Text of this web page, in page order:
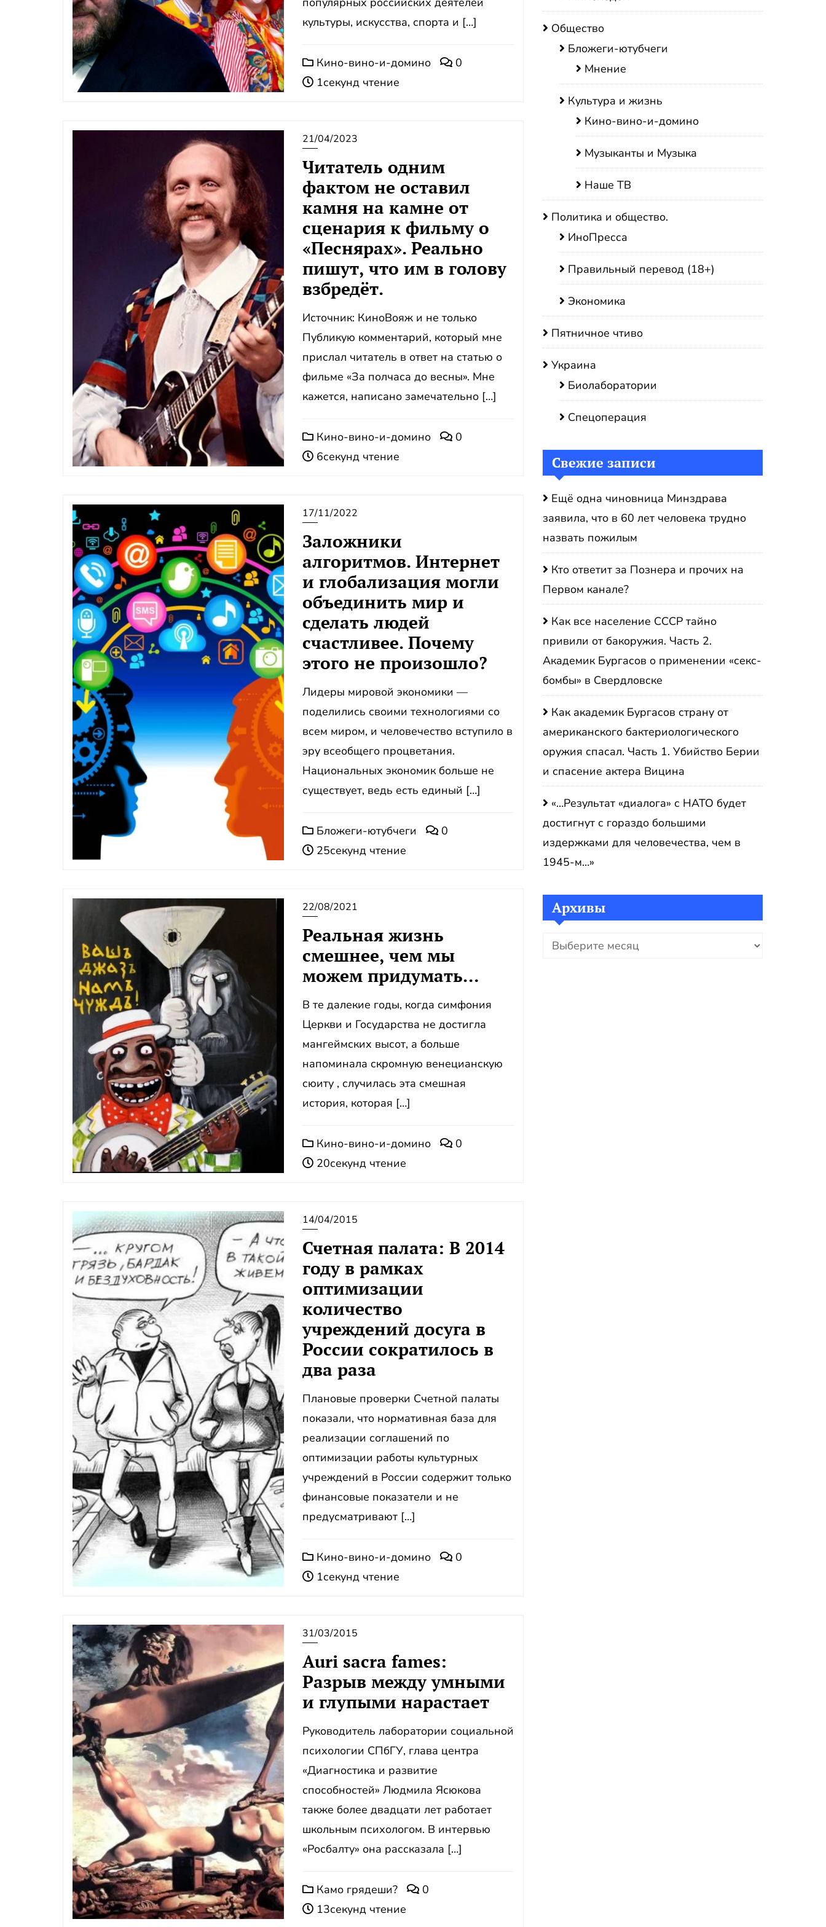
культуры, искусства, спорта и […]
Кино-вино-и-домино
0
1секунд чтение
21/04/2023
Читатель одним
фактом не оставил
камня на камне от
сценария к фильму о
«Песнярах». Реально
пишут, что им в голову
взбредёт.
Источник: КиноВояж и не только
Публикую комментарий, который мне
прислал читатель в ответ на статью о
фильме «За полчаса до весны». Мне
кажется, написано замечательно […]
Кино-вино-и-домино
0
6секунд чтение
17/11/2022
Заложники
алгоритмов. Интернет
и глобализация могли
объединить мир и
сделать людей
счастливее. Почему
этого не произошло?
Лидеры мировой экономики —
поделились своими технологиями со
всем миром, и человечество вступило в
эру всеобщего процветания.
Национальных экономик больше не
существует, ведь есть единый […]
Бложеги-ютубчеги
0
25секунд чтение
22/08/2021
Реальная жизнь
смешнее, чем мы
можем придумать…
В те далекие годы, когда симфония
Церкви и Государства не достигла
мангеймских высот, а больше
напоминала скромную венецианскую
сюиту , случилась эта смешная
история, которая […]
Кино-вино-и-домино
0
20секунд чтение
14/04/2015
Счетная палата: В 2014
году в рамках
оптимизации
количество
учреждений досуга в
России сократилось в
два раза
Плановые проверки Счетной палаты
показали, что нормативная база для
реализации соглашений по
оптимизации работы культурных
учреждений в России содержит только
финансовые показатели и не
предусматривают […]
Кино-вино-и-домино
0
1секунд чтение
31/03/2015
Auri sacra fames:
Разрыв между умными
и глупыми нарастает
Руководитель лаборатории социальной
психологии СПбГУ, глава центра
«Диагностика и развитие
способностей» Людмила Ясюкова
также более двадцати лет работает
школьным психологом. В интервью
«Росбалту» она рассказала […]
Камо грядеши?
0
13секунд чтение
Общество
Бложеги-ютубчеги
Мнение
Культура и жизнь
Кино-вино-и-домино
Музыканты и Музыка
Наше ТВ
Политика и общество.
ИноПресса
Правильный перевод (18+)
Экономика
Пятничное чтиво
Украина
Биолаборатории
Спецоперация
Свежие записи
Ещё одна чиновница Минздрава
заявила, что в 60 лет человека трудно
назвать пожилым
Кто ответит за Познера и прочих на
Первом канале?
Как все население СССР тайно
привили от бакоружия. Часть 2.
Академик Бургасов о применении «секс-
бомбы» в Свердловске
Как академик Бургасов страну от
американского бактериологического
оружия спасал. Часть 1. Убийство Берии
и спасение актера Вицина
«…Результат «диалога» с НАТО будет
достигнут с гораздо большими
издержками для человечества, чем в
1945-м…»
Архивы
Архивы